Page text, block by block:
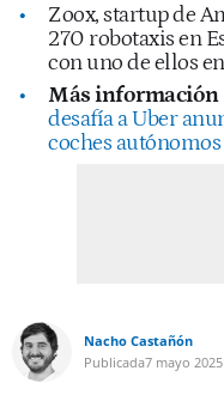
Zoox, startup de
270 robotaxis en
con uno de ellos
Más información
desafía a Uber
coches
Nacho Castañón
Publicada7 mayo 2025